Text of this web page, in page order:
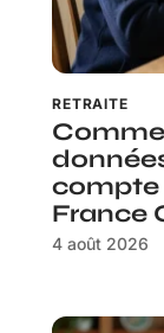
RETRAITE
compte
France
4 août 2026